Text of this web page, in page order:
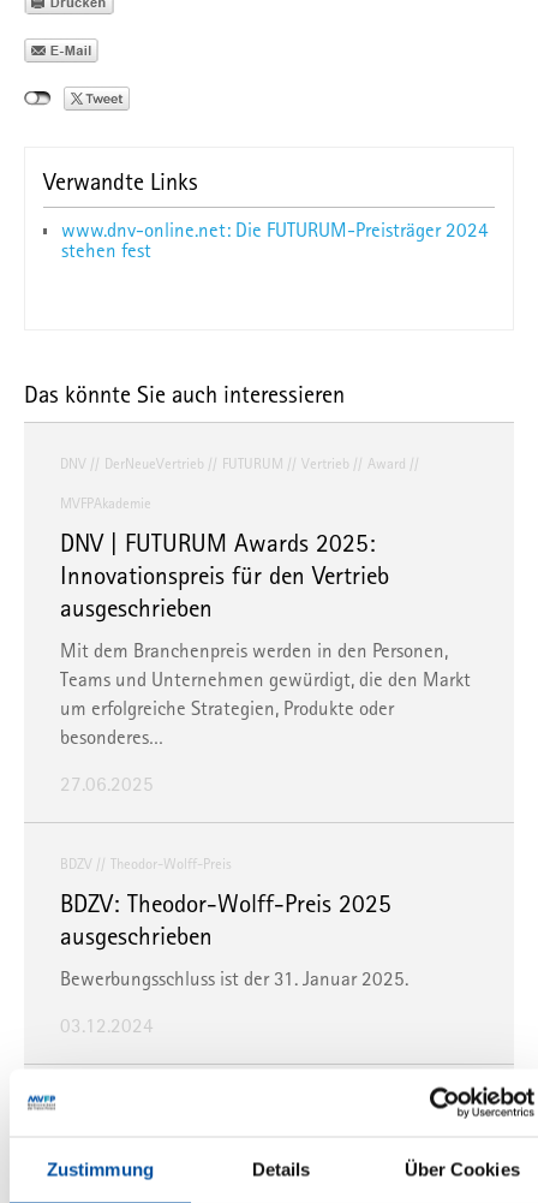
Zustimmung Details Über Cookies
Verwandte Links
www.dnv-online.net: Die FUTURUM-Preisträger 2024
stehen fest
Das könnte Sie auch interessieren
DNV DerNeueVertrieb FUTURUM Vertrieb Award
MVFPAkademie
DNV | FUTURUM Awards 2025:
Innovationspreis für den Vertrieb
ausgeschrieben
Mit dem Branchenpreis werden in den Personen,
Teams und Unternehmen gewürdigt, die den Markt
um erfolgreiche Strategien, Produkte oder
besonderes…
27.06.2025
BDZV Theodor-Wolff-Preis
BDZV: Theodor-Wolff-Preis 2025
ausgeschrieben
Bewerbungsschluss ist der 31. Januar 2025.
03.12.2024
zum 75. Jubiläum